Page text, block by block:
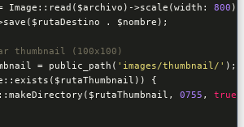
Image::read( $archivo )->scale(width: 800 );
$rutaDestino . $nombre );
thumbnail (100x100)
= public_path( 'images/thumbnail/' );
$rutaThumbnail )) {
$rutaThumbnail , 0755 , true